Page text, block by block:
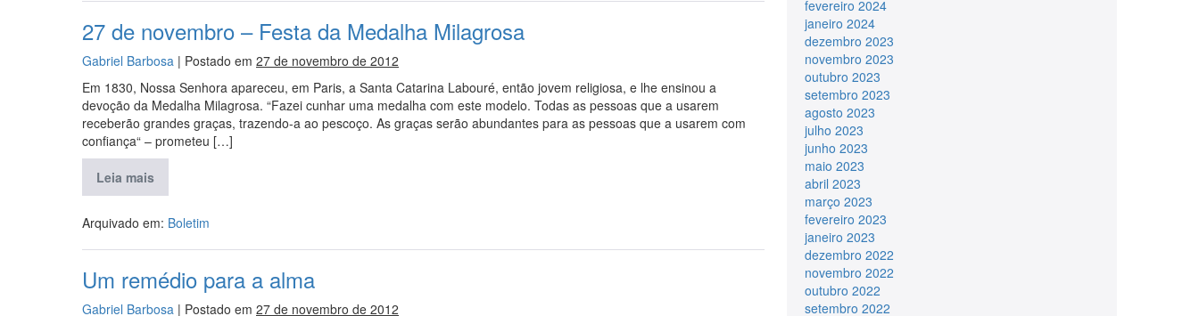
27 de novembro – Festa da Medalha Milagrosa
Gabriel Barbosa | Postado em 27 de novembro de 2012
Em 1830, Nossa Senhora apareceu, em Paris, a Santa Catarina Labouré, então jovem religiosa, e lhe ensinou a
devoção da Medalha Milagrosa. “Fazei cunhar uma medalha com este modelo. Todas as pessoas que a usarem
receberão grandes graças, trazendo-a ao pescoço. As graças serão abundantes para as pessoas que a usarem com
confiança“ – prometeu […]
Leia mais
Arquivado em: Boletim
Um remédio para a alma
Gabriel Barbosa | Postado em 27 de novembro de 2012
fevereiro 2024
janeiro 2024
dezembro 2023
novembro 2023
outubro 2023
setembro 2023
agosto 2023
julho 2023
junho 2023
maio 2023
abril 2023
março 2023
fevereiro 2023
janeiro 2023
dezembro 2022
novembro 2022
outubro 2022
setembro 2022